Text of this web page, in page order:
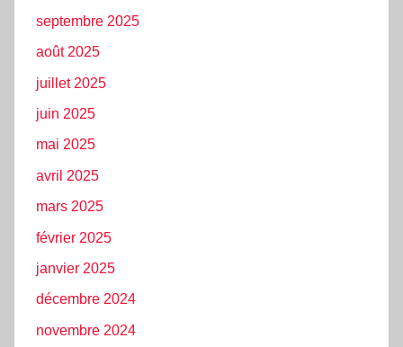
septembre 2025
août 2025
juillet 2025
juin 2025
mai 2025
avril 2025
mars 2025
février 2025
janvier 2025
décembre 2024
novembre 2024